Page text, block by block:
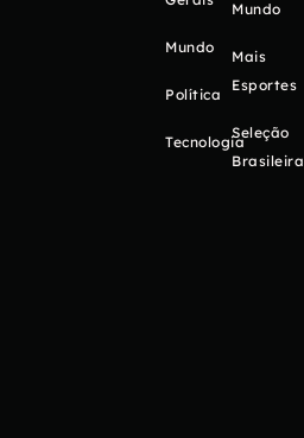
Mundo
Política
Tecnologia
Mundo
Mais
Esportes
Seleção
Brasileira